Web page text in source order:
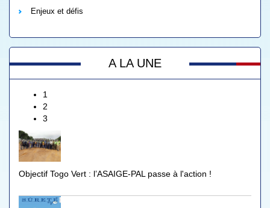
Enjeux et défis
A LA UNE
1
2
3
Objectif Togo Vert : l’ASAIGE-PAL passe à l'action !